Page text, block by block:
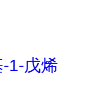
1-戊烯